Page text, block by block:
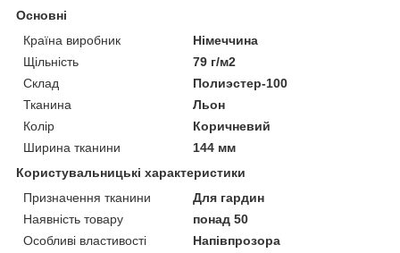
Основні
Країна виробник
Німеччина
Щільність
79 г/м2
Склад
Полиэстер-100
Тканина
Льон
Колір
Коричневий
Ширина тканини
144 мм
Користувальницькі характеристики
Призначення тканини
Для гардин
Наявність товару
понад 50
Особливі властивості
Напівпрозора